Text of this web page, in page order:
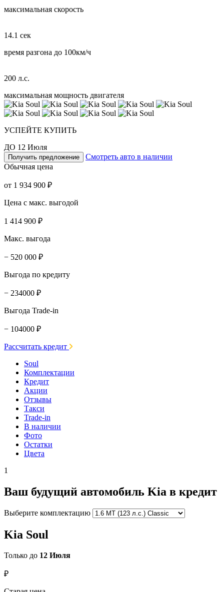
максимальная скорость
14.1 сек
время разгона до 100км/ч
200 л.с.
максимальная мощность двигателя
УСПЕЙТЕ КУПИТЬ
ДО 12 Июля
Получить предложение
Смотреть авто в наличии
Обычная цена
от 1 934 900 ₽
Цена с макс. выгодой
1 414 900 ₽
Макс. выгода
− 520 000 ₽
Выгода по кредиту
− 234000 ₽
Выгода Trade-in
− 104000 ₽
Рассчитать кредит
Soul
Комплектации
Кредит
Акции
Отзывы
Такси
Trade-in
В наличии
Фото
Остатки
Цвета
1
Ваш будущий автомобиль Kia в кредит
Выберите комплектацию
Kia Soul
Только до 12 Июля
₽